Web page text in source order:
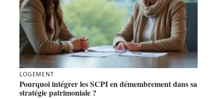
LOGEMENT
Pourquoi intégrer les SCPI en démembrement dans sa
stratégie patrimoniale ?